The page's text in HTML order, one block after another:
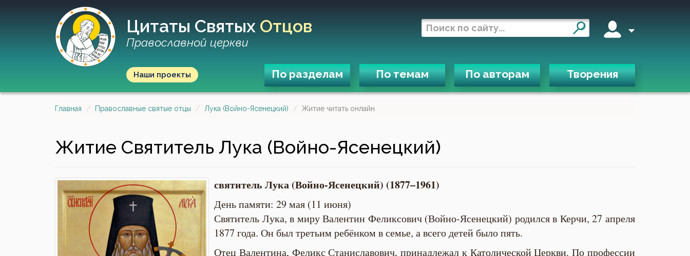
Цитаты Святых Отцов
Православной церкви
Наши проекты По разделам По темам По авторам Творения
Главная Православные святые отцы Лука (Войно-Ясенецкий) Житие читать онлайн
Житие Святитель Лука (Войно-Ясенецкий)
святитель Лука (Войно-Ясенецкий) (1877–1961)
День памяти: 29 мая (11 июня)
Святитель Лука, в миру Валентин Феликсович (Войно-Ясенецкий) родился в Керчи, 27 апреля
1877 года. Он был третьим ребёнком в семье, а всего детей было пять.
Отец Валентина, Феликс Станиславович, принадлежал к Католической Церкви. По профессии